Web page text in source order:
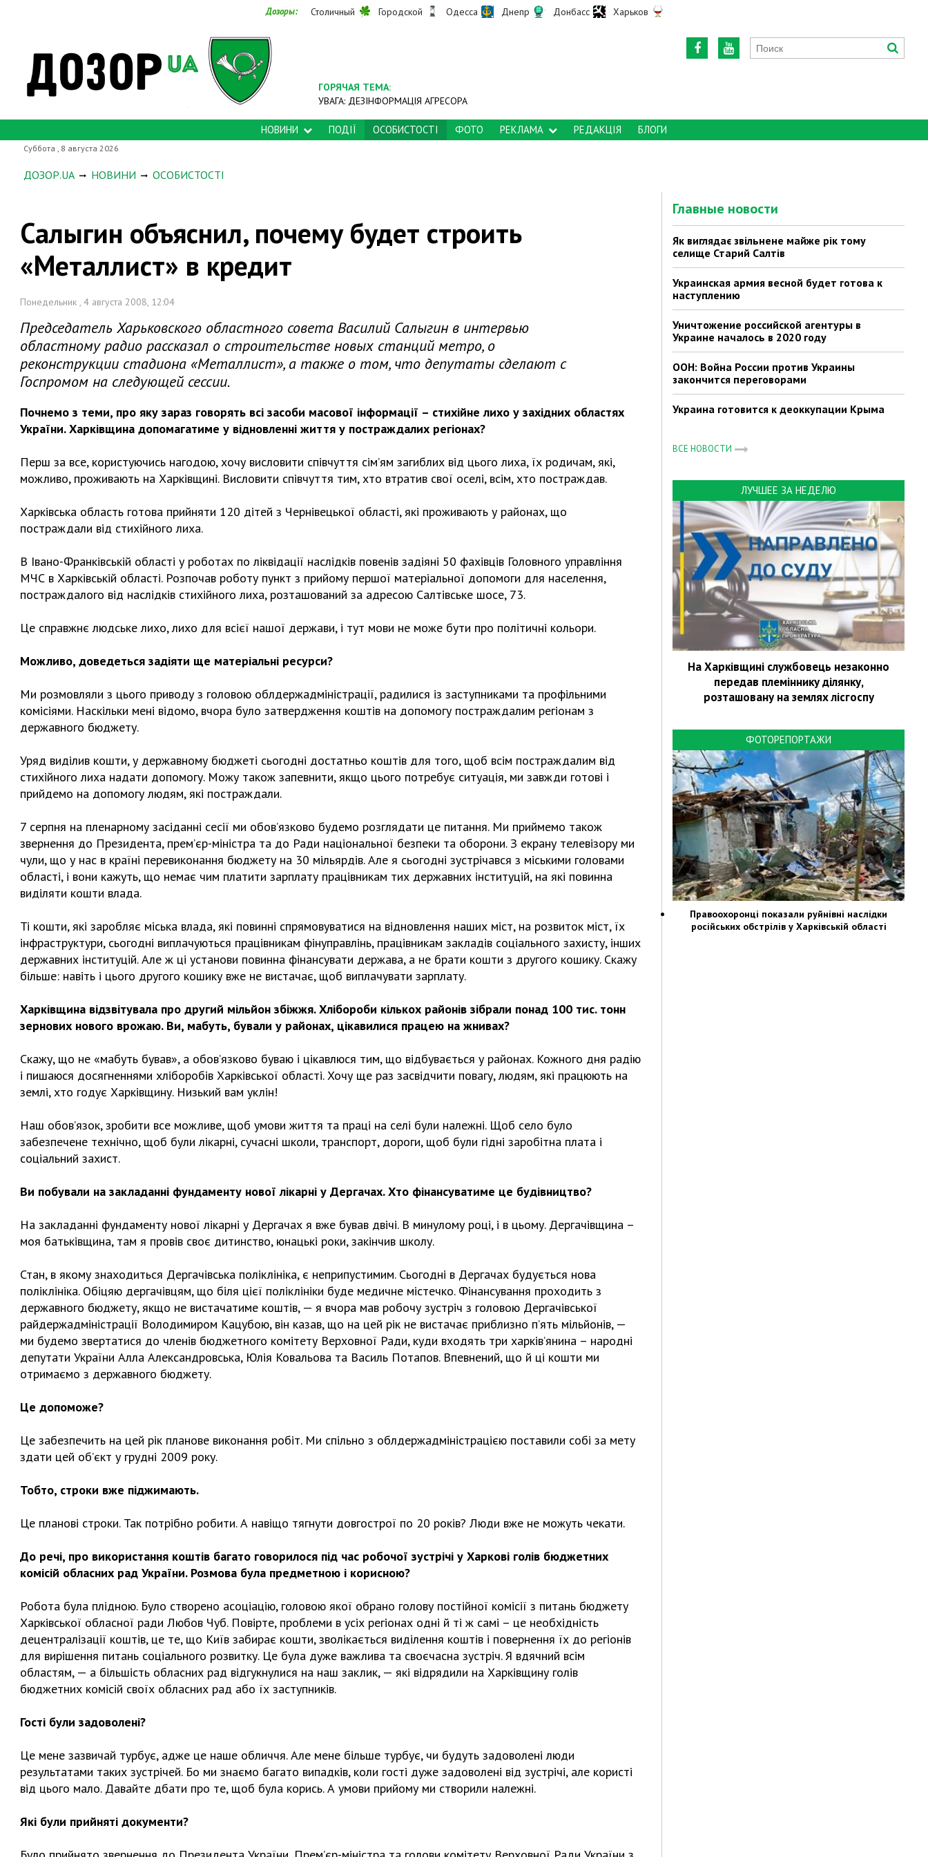
Дозоры: Столичный Городской Одесса Днепр Донбасс Харьков
ГОРЯЧАЯ ТЕМА:
УВАГА: ДЕЗІНФОРМАЦІЯ АГРЕСОРА
НОВИНИ ПОДІЇ ОСОБИСТОСТІ ФОТО РЕКЛАМА РЕДАКЦІЯ БЛОГИ
Суббота , 8 августа 2026
ДОЗОР.UA НОВИНИ ОСОБИСТОСТІ
Салыгин объяснил, почему будет строить
«Металлист» в кредит
Понедельник , 4 августа 2008, 12:04
Председатель Харьковского областного совета Василий Салыгин в интервью
областному радио рассказал о строительстве новых станций метро, о
реконструкции стадиона «Металлист», а также о том, что депутаты сделают с
Госпромом на следующей сессии.
Почнемо з теми, про яку зараз говорять всі засоби масової інформації – стихійне лихо у західних областях
України. Харківщина допомагатиме у відновленні життя у постраждалих регіонах?
Перш за все, користуючись нагодою, хочу висловити співчуття сім’ям загиблих від цього лиха, їх родичам, які,
можливо, проживають на Харківщині. Висловити співчуття тим, хто втратив свої оселі, всім, хто постраждав.
Харківська область готова прийняти 120 дітей з Чернівецької області, які проживають у районах, що
постраждали від стихійного лиха.
В Івано-Франківській області у роботах по ліквідації наслідків повенів задіяні 50 фахівців Головного управління
МЧС в Харківській області. Розпочав роботу пункт з прийому першої матеріальної допомоги для населення,
постраждалого від наслідків стихійного лиха, розташований за адресою Салтівське шосе, 73.
Це справжнє людське лихо, лихо для всієї нашої держави, і тут мови не може бути про політичні кольори.
Можливо, доведеться задіяти ще матеріальні ресурси?
Ми розмовляли з цього приводу з головою облдержадміністрації, радилися із заступниками та профільними
комісіями. Наскільки мені відомо, вчора було затвердження коштів на допомогу постраждалим регіонам з
державного бюджету.
Уряд виділив кошти, у державному бюджеті сьогодні достатньо коштів для того, щоб всім постраждалим від
стихійного лиха надати допомогу. Можу також запевнити, якщо цього потребує ситуація, ми завжди готові і
прийдемо на допомогу людям, які постраждали.
7 серпня на пленарному засіданні сесії ми обов’язково будемо розглядати це питання. Ми приймемо також
звернення до Президента, прем’єр-міністра та до Ради національної безпеки та оборони. З екрану телевізору ми
чули, що у нас в країні перевиконання бюджету на 30 мільярдів. Але я сьогодні зустрічався з міськими головами
області, і вони кажуть, що немає чим платити зарплату працівникам тих державних інституцій, на які повинна
виділяти кошти влада.
Ті кошти, які заробляє міська влада, які повинні спрямовуватися на відновлення наших міст, на розвиток міст, їх
інфраструктури, сьогодні виплачуються працівникам фінуправлінь, працівникам закладів соціального захисту, інших
державних інституцій. Але ж ці установи повинна фінансувати держава, а не брати кошти з другого кошику. Скажу
більше: навіть і цього другого кошику вже не вистачає, щоб виплачувати зарплату.
Харківщина відзвітувала про другий мільйон збіжжя. Хлібороби кількох районів зібрали понад 100 тис. тонн
зернових нового врожаю. Ви, мабуть, бували у районах, цікавилися працею на жнивах?
Скажу, що не «мабуть бував», а обов’язково буваю і цікавлюся тим, що відбувається у районах. Кожного дня радію
і пишаюся досягненнями хліборобів Харківської області. Хочу ще раз засвідчити повагу, людям, які працюють на
землі, хто годує Харківщину. Низький вам уклін!
Наш обов’язок, зробити все можливе, щоб умови життя та праці на селі були належні. Щоб село було
забезпечене технічно, щоб були лікарні, сучасні школи, транспорт, дороги, щоб були гідні заробітна плата і
соціальний захист.
Ви побували на закладанні фундаменту нової лікарні у Дергачах. Хто фінансуватиме це будівництво?
На закладанні фундаменту нової лікарні у Дергачах я вже бував двічі. В минулому році, і в цьому. Дергачівщина –
моя батьківщина, там я провів своє дитинство, юнацькі роки, закінчив школу.
Стан, в якому знаходиться Дергачівська поліклініка, є неприпустимим. Сьогодні в Дергачах будується нова
поліклініка. Обіцяю дергачівцям, що біля цієї поліклініки буде медичне містечко. Фінансування проходить з
державного бюджету, якщо не вистачатиме коштів, — я вчора мав робочу зустріч з головою Дергачівської
райдержадміністрації Володимиром Кацубою, він казав, що на цей рік не вистачає приблизно п’ять мільйонів, —
ми будемо звертатися до членів бюджетного комітету Верховної Ради, куди входять три харків’янина – народні
депутати України Алла Александровська, Юлія Ковальова та Василь Потапов. Впевнений, що й ці кошти ми
отримаємо з державного бюджету.
Це допоможе?
Це забезпечить на цей рік планове виконання робіт. Ми спільно з облдержадміністрацією поставили собі за мету
здати цей об’єкт у грудні 2009 року.
Тобто, строки вже піджимають.
Це планові строки. Так потрібно робити. А навіщо тягнути довгострої по 20 років? Люди вже не можуть чекати.
До речі, про використання коштів багато говорилося під час робочої зустрічі у Харкові голів бюджетних
комісій обласних рад України. Розмова була предметною і корисною?
Робота була плідною. Було створено асоціацію, головою якої обрано голову постійної комісії з питань бюджету
Харківської обласної ради Любов Чуб. Повірте, проблеми в усіх регіонах одні й ті ж самі – це необхідність
децентралізації коштів, це те, що Київ забирає кошти, зволікається виділення коштів і повернення їх до регіонів
для вирішення питань соціального розвитку. Це була дуже важлива та своєчасна зустріч. Я вдячний всім
областям, — а більшість обласних рад відгукнулися на наш заклик, — які відрядили на Харківщину голів
бюджетних комісій своїх обласних рад або їх заступників.
Гості були задоволені?
Це мене зазвичай турбує, адже це наше обличчя. Але мене більше турбує, чи будуть задоволені люди
результатами таких зустрічей. Бо ми знаємо багато випадків, коли гості дуже задоволені від зустрічі, але користі
від цього мало. Давайте дбати про те, щоб була корись. А умови прийому ми створили належні.
Які були прийняті документи?
Главные новости
Як виглядає звільнене майже рік тому
селище Старий Салтів
Украинская армия весной будет готова к
наступлению
Уничтожение российской агентуры в
Украине началось в 2020 году
ООН: Война России против Украины
закончится переговорами
Украина готовится к деоккупации Крыма
ВСЕ НОВОСТИ
ЛУЧШЕЕ ЗА НЕДЕЛЮ
На Харківщині службовець незаконно
передав племіннику ділянку,
розташовану на землях лісгоспу
ФОТОРЕПОРТАЖИ
Правоохоронці показали руйнівні наслідки
російських обстрілів у Харківській області